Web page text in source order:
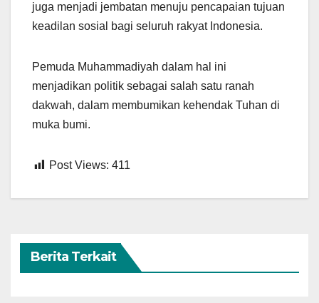
juga menjadi jembatan menuju pencapaian tujuan
keadilan sosial bagi seluruh rakyat Indonesia.
Pemuda Muhammadiyah dalam hal ini
menjadikan politik sebagai salah satu ranah
dakwah, dalam membumikan kehendak Tuhan di
muka bumi.
Post Views: 411
Berita Terkait